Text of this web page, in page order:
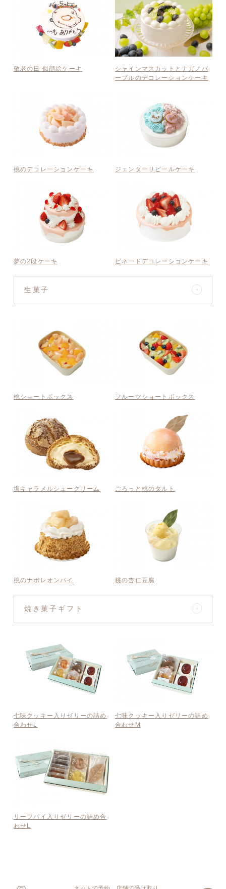
敬老の日 似顔絵ケーキ
シャインマスカットとナガノパ
ープルのデコレーションケーキ
桃のデコレーションケーキ ジェンダーリビールケーキ
夢の2段ケーキ ピネードデコレーションケーキ
生菓子
桃ショートボックス フルーツショートボックス
塩キャラメルシュークリーム ごろっと桃のタルト
桃のナポレオンパイ 桃の杏仁豆腐
焼き菓子ギフト
七味クッキー入りゼリーの詰め
合わせL
七味クッキー入りゼリーの詰め
合わせM
リーフパイ入りゼリーの詰め合
わせL